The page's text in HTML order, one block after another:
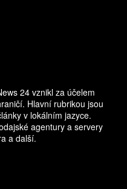
24 vznikl za účelem
Hlavní rubrikou jsou
v lokálním jazyce.
agentury a servery
a další.